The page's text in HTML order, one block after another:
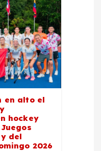
en alto el
hockey
del
2026